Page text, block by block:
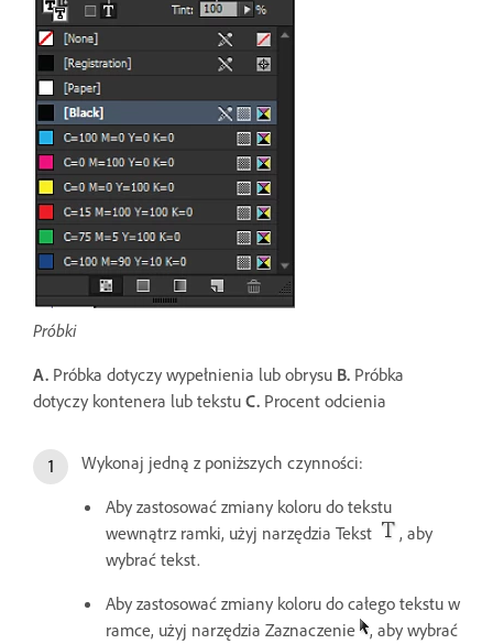
Próbki
A. Próbka dotyczy wypełnienia lub obrysu B. Próbka
dotyczy kontenera lub tekstu C. Procent odcienia
Wykonaj jedną z poniższych czynności:
Aby zastosować zmiany koloru do tekstu
wewnątrz ramki, użyj narzędzia Tekst
, aby
wybrać tekst.
Aby zastosować zmiany koloru do całego tekstu w
ramce, użyj narzędzia Zaznaczenie
, aby wybrać